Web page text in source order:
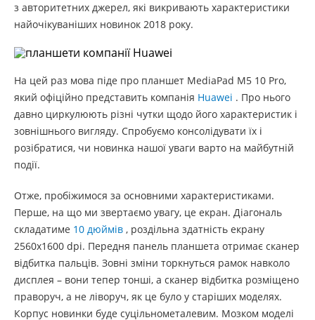
з авторитетних джерел, які викривають характеристики
найочікуваніших новинок 2018 року.
На цей раз мова піде про планшет MediaPad M5 10 Pro,
який офіційно представить компанія Huawei . Про нього
давно циркулюють різні чутки щодо його характеристик і
зовнішнього вигляду. Спробуємо консолідувати їх і
розібратися, чи новинка нашої уваги варто на майбутній
події.
Отже, пробіжимося за основними характеристиками.
Перше, на що ми звертаємо увагу, це екран. Діагональ
складатиме 10 дюймів , роздільна здатність екрану
2560х1600 dpi. Передня панель планшета отримає сканер
відбитка пальців. Зовні зміни торкнуться рамок навколо
дисплея – вони тепер тонші, а сканер відбитка розміщено
праворуч, а не ліворуч, як це було у старіших моделях.
Корпус новинки буде суцільнометалевим. Мозком моделі